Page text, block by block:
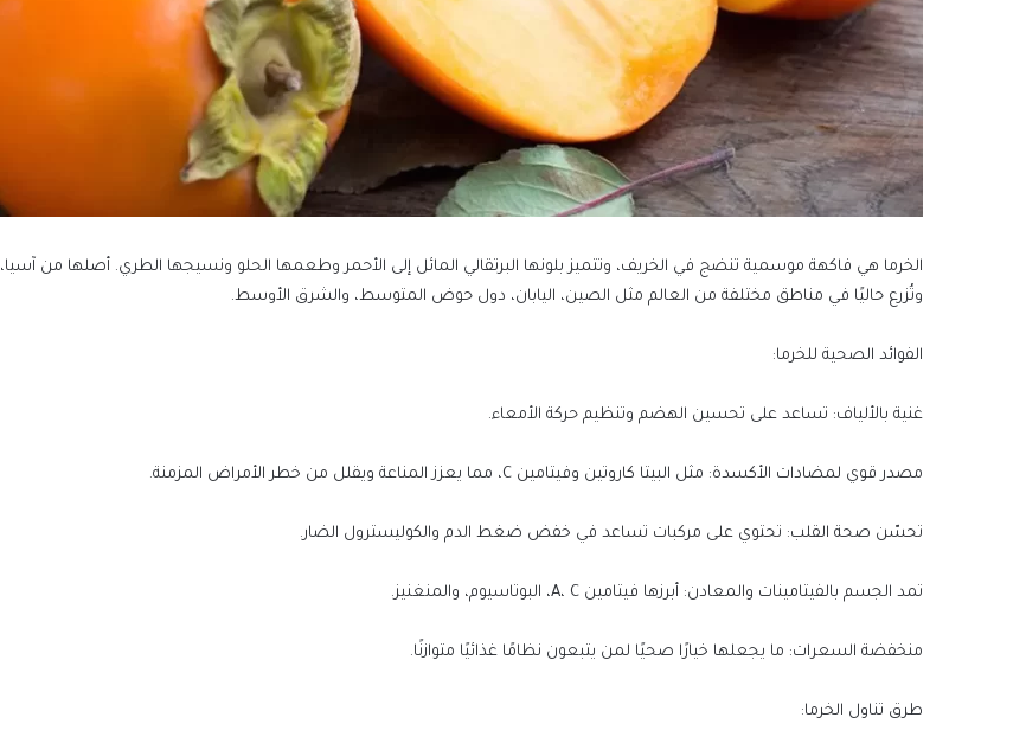
الخرما هي فاكهة موسمية تنضج في الخريف، وتتميز بلونها البرتقالي المائل إلى الأحمر وطعمها الحلو ونسيجها الطري. أصلها من آسيا،
وتُزرع حاليًا في مناطق مختلفة من العالم مثل الصين، اليابان، دول حوض المتوسط، والشرق الأوسط.
الفوائد الصحية للخرما:
غنية بالألياف: تساعد على تحسين الهضم وتنظيم حركة الأمعاء.
مصدر قوي لمضادات الأكسدة: مثل البيتا كاروتين وفيتامين C، مما يعزز المناعة ويقلل من خطر الأمراض المزمنة.
تحسّن صحة القلب: تحتوي على مركبات تساعد في خفض ضغط الدم والكوليسترول الضار.
تمد الجسم بالفيتامينات والمعادن: أبرزها فيتامين A، C، البوتاسيوم، والمنغنيز.
منخفضة السعرات: ما يجعلها خيارًا صحيًا لمن يتبعون نظامًا غذائيًا متوازنًا.
طرق تناول الخرما: